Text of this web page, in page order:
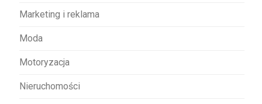
Marketing i reklama
Moda
Motoryzacja
Nieruchomości